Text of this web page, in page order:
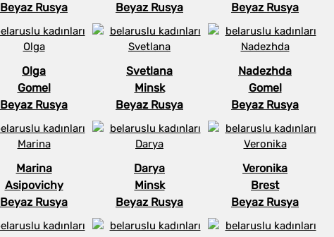
Beyaz Rusya
Beyaz Rusya
Beyaz Rusya
Olga
Gomel
Beyaz Rusya
Svetlana
Minsk
Beyaz Rusya
Nadezhda
Gomel
Beyaz Rusya
Marina
Asipovichy
Beyaz Rusya
Darya
Minsk
Beyaz Rusya
Veronika
Brest
Beyaz Rusya